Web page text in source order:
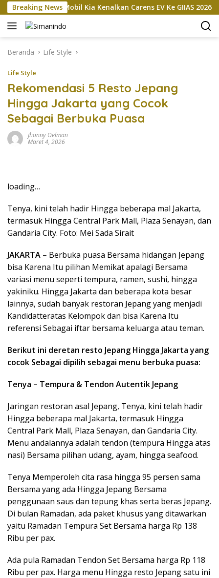
Langsung
ke
konten
Breaking NewsMobil Kia Kenalkan Carens EV Ke GIIAS 2026,
Beranda Life Style
Life Style
Rekomendasi 5 Resto Jepang
Hingga Jakarta yang Cocok
Sebagai Berbuka Puasa
Jhonny Oelman
Maret 4, 2026
loading…
Tenya, kini telah hadir Hingga beberapa mal Jakarta,
termasuk Hingga Central Park Mall, Plaza Senayan, dan
Gandaria City. Foto: Mei Sada Sirait
JAKARTA – Berbuka puasa Bersama hidangan Jepang
bisa Karena Itu pilihan Memikat apalagi Bersama
variasi menu seperti tempura, ramen, sushi, hingga
yakiniku. Hingga Jakarta dan beberapa kota besar
lainnya, sudah banyak restoran Jepang yang menjadi
Kandidatteratas Kelompok dan bisa Karena Itu
referensi Sebagai iftar bersama keluarga atau teman.
Berikut ini deretan resto Jepang Hingga Jakarta yang
cocok Sebagai dipilih sebagai menu berbuka puasa:
Tenya – Tempura & Tendon Autentik Jepang
Jaringan restoran asal Jepang, Tenya, kini telah hadir
Hingga beberapa mal Jakarta, termasuk Hingga
Central Park Mall, Plaza Senayan, dan Gandaria City.
Menu andalannya adalah tendon (tempura Hingga atas
nasi) Bersama pilihan udang, ayam, hingga seafood.
Tenya Memperoleh cita rasa hingga 95 persen sama
Bersama yang ada Hingga Jepang Bersama
penggunaan saus dan tepung khas serta beras Jepang.
Di bulan Ramadan, ada paket khusus yang ditawarkan
yaitu Ramadan Tempura Set Bersama harga Rp 138
Ribu per pax.
Ada pula Ramadan Tendon Set Bersama harga Rp 118
Ribu per pax. Harga menu Hingga resto Jepang satu ini